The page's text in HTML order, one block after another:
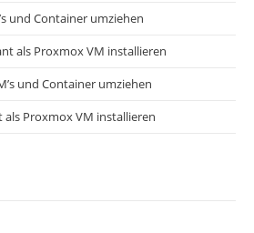
und Container umziehen
als Proxmox VM installieren
und Container umziehen
als Proxmox VM installieren